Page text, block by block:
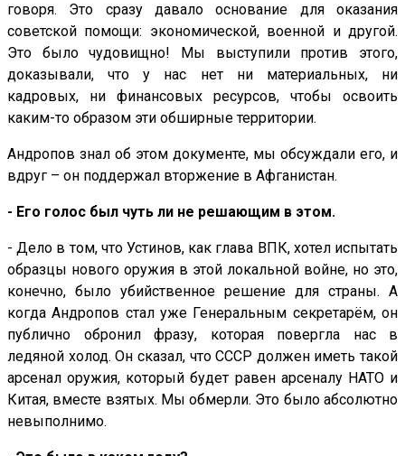
говоря. Это сразу давало основание для оказания
советской помощи: экономической, военной и другой.
Это было чудовищно! Мы выступили против этого,
доказывали, что у нас нет ни материальных, ни
кадровых, ни финансовых ресурсов, чтобы освоить
каким-то образом эти обширные территории.
Андропов знал об этом документе, мы обсуждали его, и
вдруг – он поддержал вторжение в Афганистан.
- Его голос был чуть ли не решающим в этом.
- Дело в том, что Устинов, как глава ВПК, хотел испытать
образцы нового оружия в этой локальной войне, но это,
конечно, было убийственное решение для страны. А
когда Андропов стал уже Генеральным секретарём, он
публично обронил фразу, которая повергла нас в
ледяной холод. Он сказал, что СССР должен иметь такой
арсенал оружия, который будет равен арсеналу НАТО и
Китая, вместе взятых. Мы обмерли. Это было абсолютно
невыполнимо.